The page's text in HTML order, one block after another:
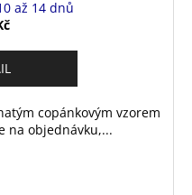
až 14 dnů
copánkovým vzorem
na objednávku,...